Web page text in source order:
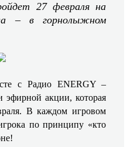
27 февраля на
– в горнолыжном
с Радио ENERGY –
эфирной акции, которая
В каждом игровом
по принципу «кто